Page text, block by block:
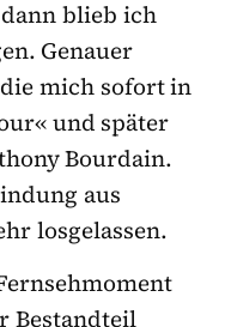
blieb ich
Genauer
mich sofort in
und später
Bourdain.
aus
losgelassen.
Bestandteil